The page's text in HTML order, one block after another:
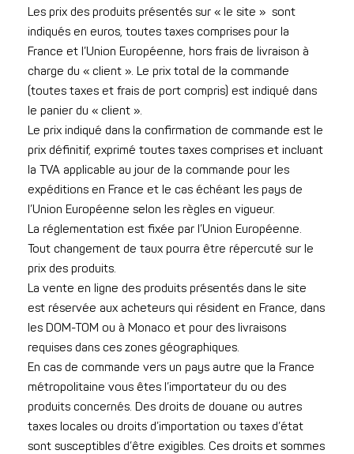
Les prix des produits présentés sur « le site » sont
indiqués en euros, toutes taxes comprises pour la
France et l’Union Européenne, hors frais de livraison à
charge du « client ». Le prix total de la commande
(toutes taxes et frais de port compris) est indiqué dans
le panier du « client ».
Le prix indiqué dans la confirmation de commande est le
prix définitif, exprimé toutes taxes comprises et incluant
la TVA applicable au jour de la commande pour les
expéditions en France et le cas échéant les pays de
l’Union Européenne selon les règles en vigueur.
La réglementation est fixée par l’Union Européenne.
Tout changement de taux pourra être répercuté sur le
prix des produits.
La vente en ligne des produits présentés dans le site
est réservée aux acheteurs qui résident en France, dans
les DOM-TOM ou à Monaco et pour des livraisons
requises dans ces zones géographiques.
En cas de commande vers un pays autre que la France
métropolitaine vous êtes l’importateur du ou des
produits concernés. Des droits de douane ou autres
taxes locales ou droits d’importation ou taxes d’état
sont susceptibles d’être exigibles. Ces droits et sommes